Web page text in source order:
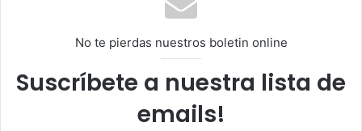
No te pierdas nuestros boletin online
Suscríbete a nuestra lista de
emails!